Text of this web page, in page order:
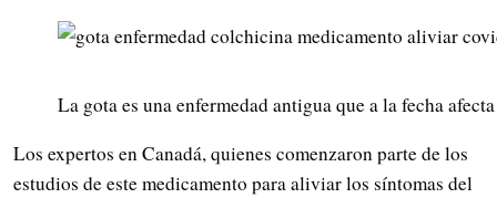
La gota es una enfermedad antigua que a la fecha
Los expertos en Canadá, quienes comenzaron parte de los
estudios de este medicamento para aliviar los síntomas del